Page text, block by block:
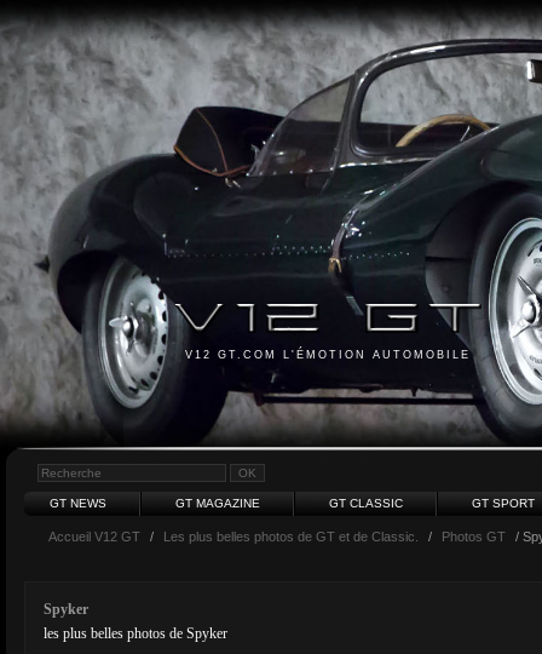
V12 GT.COM L'ÉMOTION AUTOMOBILE
GT NEWS GT MAGAZINE GT CLASSIC GT SPORT
Accueil V12 GT / Les plus belles photos de GT et de Classic. / Photos GT /
Spyker
les plus belles photos de Spyker